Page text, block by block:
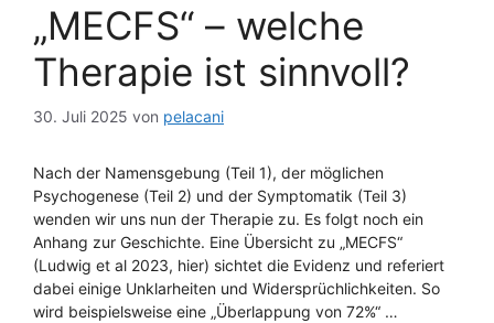
„MECFS“ – welche
Therapie ist sinnvoll?
30. Juli 2025 von pelacani
Nach der Namensgebung (Teil 1), der möglichen
Psychogenese (Teil 2) und der Symptomatik (Teil 3)
wenden wir uns nun der Therapie zu. Es folgt noch ein
Anhang zur Geschichte. Eine Übersicht zu „MECFS“
(Ludwig et al 2023, hier) sichtet die Evidenz und referiert
dabei einige Unklarheiten und Widersprüchlichkeiten. So
wird beispielsweise eine „Überlappung von 72%“ …